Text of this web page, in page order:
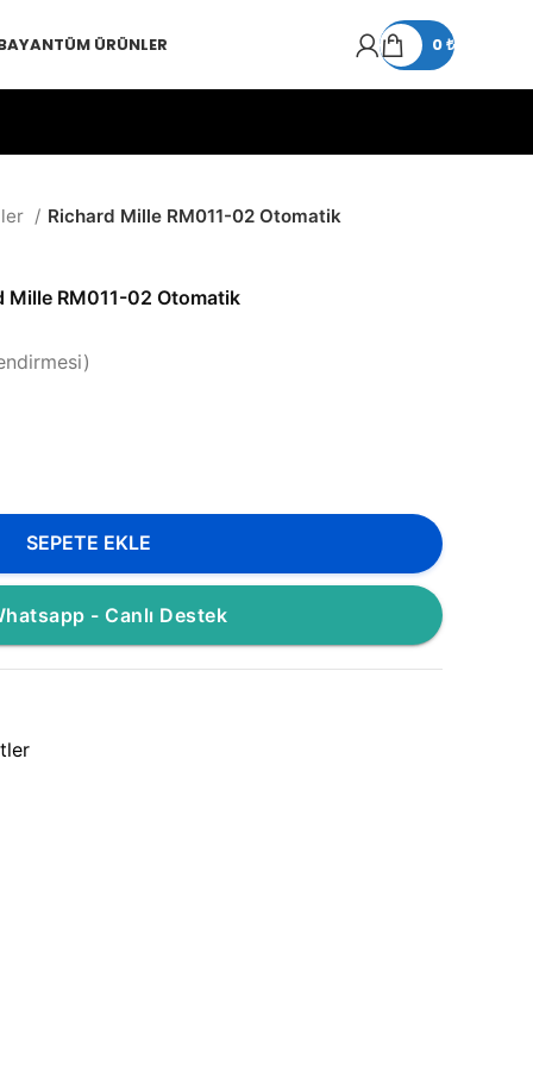
TÜM ÜRÜNLER 0₺
Richard Mille RM011-02 Otomatik
Mille RM011-02 Otomatik
SEPETE EKLE
- Canlı Destek